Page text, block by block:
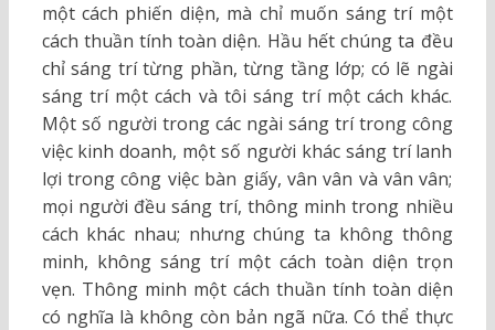
một cách phiến diện, mà chỉ muốn sáng trí một
cách thuần tính toàn diện. Hầu hết chúng ta đều
chỉ sáng trí từng phần, từng tầng lớp; có lẽ ngài
sáng trí một cách và tôi sáng trí một cách khác.
Một số người trong các ngài sáng trí trong công
việc kinh doanh, một số người khác sáng trí lanh
lợi trong công việc bàn giấy, vân vân và vân vân;
mọi người đều sáng trí, thông minh trong nhiều
cách khác nhau; nhưng chúng ta không thông
minh, không sáng trí một cách toàn diện trọn
vẹn. Thông minh một cách thuần tính toàn diện
có nghĩa là không còn bản ngã nữa. Có thể thực